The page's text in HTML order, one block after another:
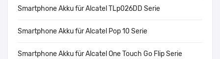
Smartphone Akku für Alcatel TLp026DD Serie
Smartphone Akku für Alcatel Pop 10 Serie
Smartphone Akku für Alcatel One Touch Go Flip Serie